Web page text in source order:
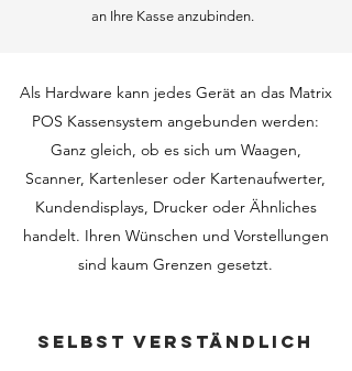
an Ihre Kasse anzubinden.
Als Hardware kann jedes Gerät an das Matrix
POS Kassensystem angebunden werden:
Ganz gleich, ob es sich um Waagen,
Scanner, Kartenleser oder Kartenaufwerter,
Kundendisplays, Drucker oder Ähnliches
handelt. Ihren Wünschen und Vorstellungen
sind kaum Grenzen gesetzt.
Selbst verständlich